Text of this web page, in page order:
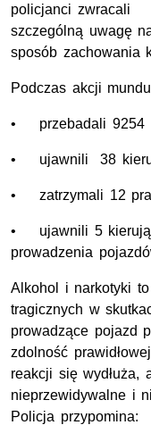
policjanci zwracali
szczególną uwagę
sposób zachowania
Podczas akcji
• przebadali 9254
• ujawnili 38
• zatrzymali 12
• ujawnili 5
prowadzenia
Alkohol i narkotyki
tragicznych w
prowadzące pojazd
zdolność
reakcji się wydłuża,
nieprzewidywalne i
Policja przypomina: